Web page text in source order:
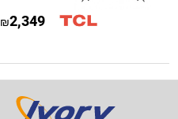
2,349
₪